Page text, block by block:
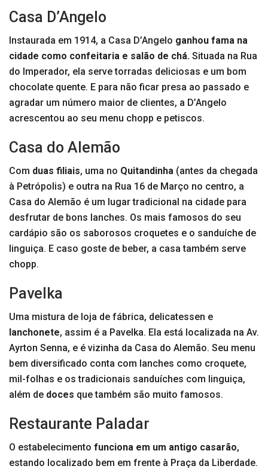
Casa D’Angelo
Instaurada em 1914, a Casa D’Angelo ganhou fama na
cidade como confeitaria e salão de chá. Situada na Rua
do Imperador, ela serve torradas deliciosas e um bom
chocolate quente. E para não ficar presa ao passado e
agradar um número maior de clientes, a D’Angelo
acrescentou ao seu menu chopp e petiscos.
Casa do Alemão
Com duas filiais, uma no Quitandinha (antes da chegada
à Petrópolis) e outra na Rua 16 de Março no centro, a
Casa do Alemão é um lugar tradicional na cidade para
desfrutar de bons lanches. Os mais famosos do seu
cardápio são os saborosos croquetes e o sanduíche de
linguiça. E caso goste de beber, a casa também serve
chopp.
Pavelka
Uma mistura de loja de fábrica, delicatessen e
lanchonete, assim é a Pavelka. Ela está localizada na Av.
Ayrton Senna, e é vizinha da Casa do Alemão. Seu menu
bem diversificado conta com lanches como croquete,
mil-folhas e os tradicionais sanduíches com linguiça,
além de doces que também são muito famosos.
Restaurante Paladar
O estabelecimento funciona em um antigo casarão,
estando localizado bem em frente à Praça da Liberdade.